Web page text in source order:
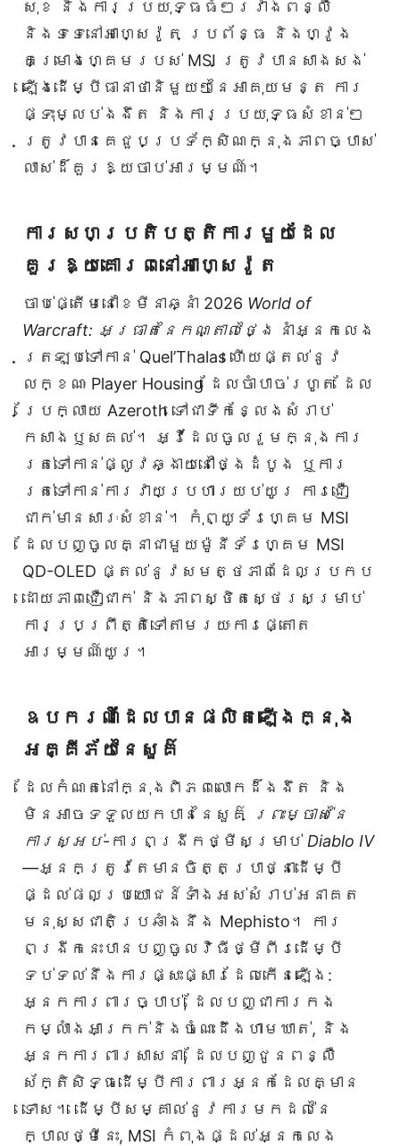
សុខ និងការប្រយុទ្ធធំៗរវាងពន្លឺ
និងទទេនៅអាហ្សេរ៉ូត ប្រព័ន្ធ និងហ្វូង
គម្រោងហ្គេមរបស់ MSI ត្រូវបានសាងសង់
ឡើងដើម្បីធានាថានិមួយៗនៃអាគុយមន្ត ការ
ផ្ទុះម្លប់ងងឹត និងការប្រយុទ្ធសំខាន់ៗ
ត្រូវបានគេជួបប្រទ័ក្សិណក្នុងភាពច្បាស់
លាស់ដ៏គួរឱ្យចាប់អារម្មណ៍។
ការសហប្រតិបត្តិការមួយដែល
គួរឱ្យគោរពនៅអាហ្សេរ៉ូត
ចាប់ផ្តើមនៅខែមីនាឆ្នាំ 2026 World of
Warcraft: អធ្រាតនៃកណ្តាលថ្ងៃ
នាំអ្នកលេង
ត្រឡប់ទៅកាន់ Quel’Thalas ហើយផ្តល់នូវ
លក្ខណៈ Player Housing ដែលចាំបាច់រហូត ដែល
ប្រែក្លាយ Azeroth ទៅជាទីកន្លែងសំរាប់
កសាងឫសគល់។ អ្វីដែលចូលរួមក្នុងការ
រត់ទៅកាន់ផ្លូវឆ្ងាយនៅថ្ងៃដំបូង ឬការ
រត់ទៅកាន់ការវាយប្រហារយប់យូរ ការជឿ
ជាក់មានសារៈសំខាន់។ កុំព្យូទ័រហ្គេម MSI
ដែលបញ្ចូលគ្នាជាមួយម៉ូនីទ័រហ្គេម MSI
QD-OLED ផ្តល់នូវសមត្ថភាពដែលប្រកប
ដោយភាពជឿជាក់ និងភាពស្ថិតស្ថេរសម្រាប់
ការប្រព្រឹត្តិទៅតាមរយៈការផ្តោត
អារម្មណ៍យូរ។
ឧបករណ៍ដែលបានផលិតឡើងក្នុង
អគ្គីភ័យនៃសួគ៌
ដែលកំណត់នៅក្នុងពិភពលោកដ៏ងងឹត និង
មិនអាចទទួលយកបាននៃសួគ៌
ព្រះម្ចាស់នៃ
ការស្អប់-ការពង្រីកថ្មីសម្រាប់ Diablo IV
—អ្នកត្រូវតែមានចិត្តប្រាថ្នាដើម្បី
ផ្ដល់ផលប្រយោជន៍ទាំងអស់សំរាប់អនាគត
មនុស្សជាតិប្រឆាំងនឹង Mephisto។ ការ
ពង្រីកនេះបានបញ្ចូលវិធីថ្មីពីរដើម្បី
ទប់ទល់នឹងការផ្សះផ្សារដែលកើនឡើង:
អ្នកការពារច្បាប់, ដែលបញ្ជាការកង
កម្លាំងអាក្រក់និងចំណេះដឹងហាមឃាត់, និង
អ្នកការពារសាសនា, ដែលបញ្ជូនពន្លឺ
ស័ក្តិសិទ្ធដើម្បីការពារអ្នកដែលគ្មាន
ទោស។ ដើម្បីសម្គាល់នូវការមកដល់នៃ
ក្បាលថ្មីនេះ, MSI កំពុងផ្ដល់អ្នកលេង